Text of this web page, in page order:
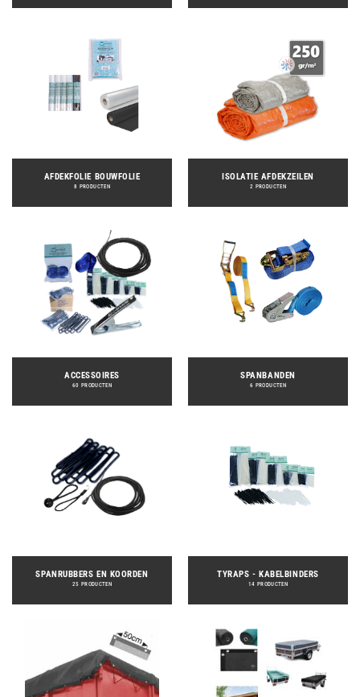
AFDEKFOLIE BOUWFOLIE
8 PRODUCTEN
ISOLATIE AFDEKZEILEN
2 PRODUCTEN
ACCESSOIRES
60 PRODUCTEN
SPANBANDEN
6 PRODUCTEN
SPANRUBBERS EN KOORDEN
25 PRODUCTEN
TYRAPS - KABELBINDERS
14 PRODUCTEN